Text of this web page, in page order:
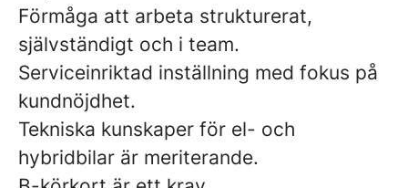
Förmåga att arbeta strukturerat,
självständigt och i team.
Serviceinriktad inställning med fokus på
kundnöjdhet.
Tekniska kunskaper för el- och
hybridbilar är meriterande.